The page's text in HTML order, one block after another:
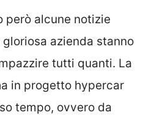
però alcune notizie
azienda stanno
tutti quanti. La
in progetto hypercar
tempo, ovvero da